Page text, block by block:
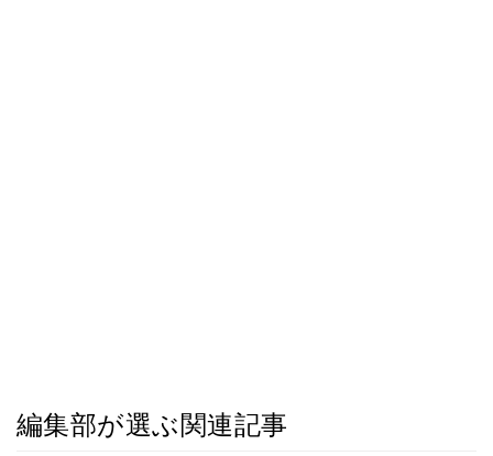
編集部が選ぶ関連記事